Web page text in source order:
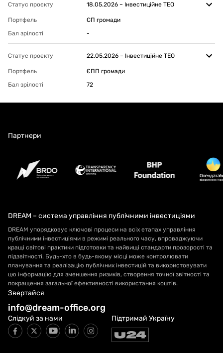
Статус проєкту 18.05.2026 – Інвестиційне ТЕО
Портфель
СП громади
Бал зрілості
-
Статус проєкту 22.05.2026 – Інвестиційне ТЕО
Портфель
ЄПП громади
Бал зрілості
72
Партнери
DREAM – система управління публічними інвестиціями
DREAM упорядковує ключові процеси на всіх етапах управління
публічними інвестиціями в режимі реального часу, впроваджуючи
кращі світові практики підготовки та найвищі стандарти прозорості та
підзвітності. Будь-хто в будь-якому місці може контролювати
планування та реалізацію публічних інвестицій та використовувати
цю інформацію для зменшення ризиків, створення точної звітності та
покращення загальної ефективності використання коштів.
Звертайся
info@dream-office.org
Слідкуй за нами Підтримай Україну